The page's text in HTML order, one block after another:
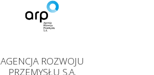
AGENCJA ROZWOJU
PRZEMYSŁU S.A.